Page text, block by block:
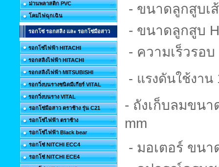
ม่านพลาสติก PVC
โคมไฟฉุกเฉิน
รอกโซ่ รอกสลิง และ รอกโซ่มือสาว
รอกโซ่ไฟฟ้า HITACHI
รอกสลิงไฟฟ้า HITACHI
รอกสลิงไฟฟ้า MITSUBISHI
รอกวิ่งบนรางชนิดมีเกียร์ VITAL
รอกวิ่งบนราง VITAL
รอกโซ่มือสาว ตราช้าง รุ่น C21
รอกโซ่ไฟฟ้า ตราช้าง
รอกโซ่ไฟฟ้า Black bear
รอกโซ่ NITCHI ECC4
รอกโซ่ NITCHI ECE4
- ขนาดลูกสูบเ
- ขนาดลูก
- ความเร็วรอ
- แรงดันใช้งาน
- ถังเก็บลมขนา
mm
- มอเตอร์ ขนา